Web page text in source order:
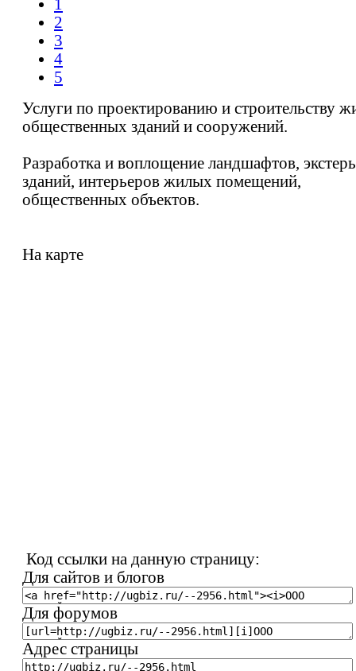
1
2
3
4
5
Услуги по проектированию и строительству
общественных зданий и сооружений.
Разработка и воплощение ландшафтов,
зданий, интерьеров жилых помещений,
общественных объектов.
На карте
Код ссылки на данную страницу:
Для сайтов и блогов
Для форумов
Адрес страницы